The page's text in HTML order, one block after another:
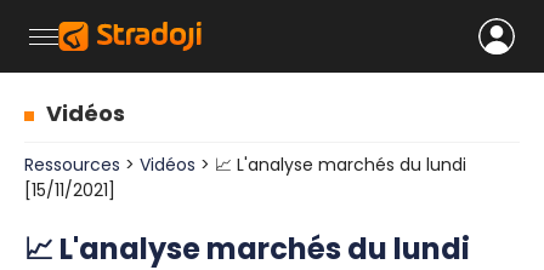
Vidéos
Ressources > Vidéos > 📈 L'analyse marchés du lundi
[15/11/2021]
📈 L'analyse marchés du lundi